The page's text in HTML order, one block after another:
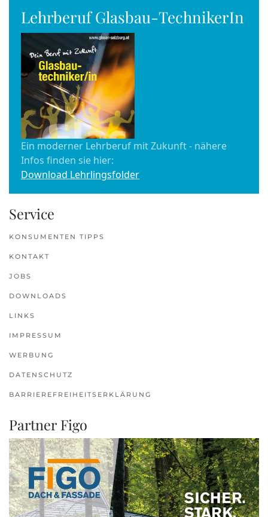
Lehrberuf Glasbau-TechnikerIn
Ein moderner Lehrberuf mit Zukunft - nähere
Infos finden sie hier:
Download Lehrlingsfolder
Service
KONSUMENTEN TIPPS
KONTAKT
JOBS
DOWNLOADS
LINKS
IMPRESSUM
WERBUNG
DATENSCHUTZ
BARRIEREFREIHEITSERKLÄRUNG
Partner Figo